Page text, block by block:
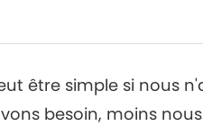
être simple si nous
besoin, moins